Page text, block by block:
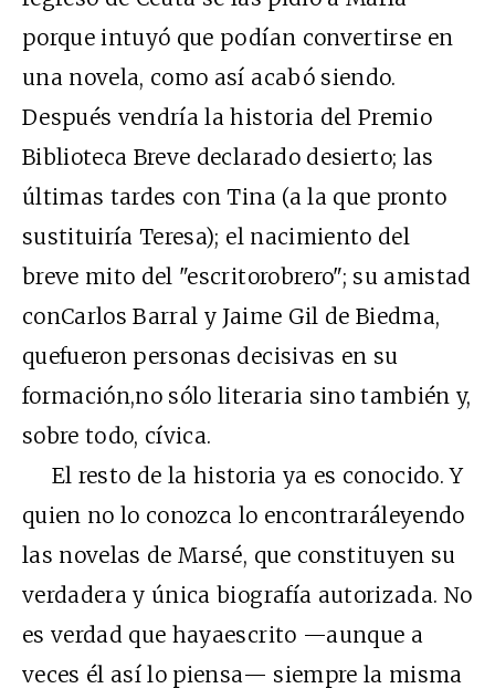
porque intuyó que podían convertirse en
una novela, como así acabó siendo.
Después vendría la historia del Premio
Biblioteca Breve declarado desierto; las
últimas tardes con Tina (a la que pronto
sustituiría Teresa); el nacimiento del
breve mito del "escritorobrero"; su amistad
conCarlos Barral y Jaime Gil de Biedma,
quefueron personas decisivas en su
formación,no sólo literaria sino también y,
sobre todo, cívica.
El resto de la historia ya es conocido. Y
quien no lo conozca lo encontraráleyendo
las novelas de Marsé, que constituyen su
verdadera y única biografía autorizada. No
es verdad que hayaescrito —aunque a
veces él así lo piensa— siempre la misma